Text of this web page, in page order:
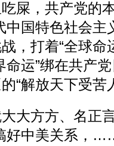
屎，共产党的
中国特色社会主
，打着“全球命
命运”绑在共产
“解放天下受苦
大方方、名正
好中美关系，